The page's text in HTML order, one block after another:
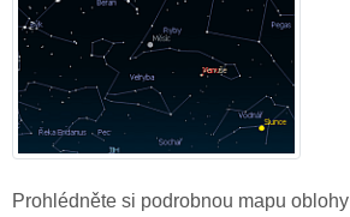
Prohlédněte si podrobnou mapu